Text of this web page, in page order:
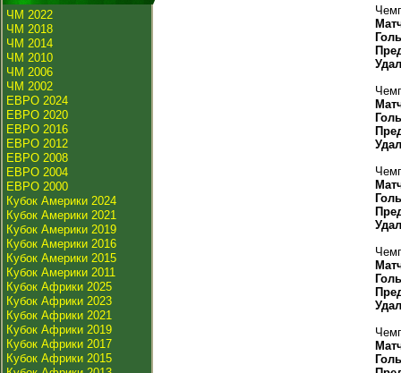
ЧМ 2022
ЧМ 2018
ЧМ 2014
ЧМ 2010
ЧМ 2006
ЧМ 2002
ЕВРО 2024
ЕВРО 2020
ЕВРО 2016
ЕВРО 2012
ЕВРО 2008
ЕВРО 2004
ЕВРО 2000
Кубок Америки 2024
Кубок Америки 2021
Кубок Америки 2019
Кубок Америки 2016
Кубок Америки 2015
Кубок Америки 2011
Кубок Африки 2025
Кубок Африки 2023
Кубок Африки 2021
Кубок Африки 2019
Кубок Африки 2017
Кубок Африки 2015